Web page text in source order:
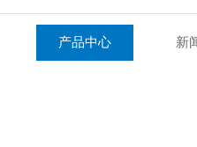
产品中心 新